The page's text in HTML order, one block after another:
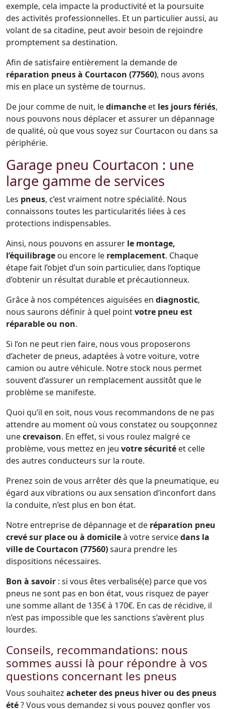
exemple, cela impacte la productivité et la poursuite
des activités professionnelles. Et un particulier aussi, au
volant de sa citadine, peut avoir besoin de rejoindre
promptement sa destination.
Afin de satisfaire entièrement la demande de
réparation pneus à Courtacon (77560), nous avons
mis en place un système de tournus.
De jour comme de nuit, ledimanche et les jours fériés,
nous pouvons nous déplacer et assurer un dépannage
de qualité, où que vous soyez sur Courtacon ou dans sa
périphérie.
Garage pneu Courtacon : une
large gamme de services
Les pneus, c’est vraiment notre spécialité. Nous
connaissons toutes les particularités liées à ces
protections indispensables.
Ainsi, nous pouvons en assurer le montage,
l’équilibrage ou encore le remplacement. Chaque
étape fait l’objet d’un soin particulier, dans l’optique
d’obtenir un résultat durable et précautionneux.
Grâce à nos compétences aiguisées en diagnostic,
nous saurons définir à quel pointvotre pneu est
réparable ou non.
Si l’on ne peut rien faire, nous vous proposerons
d’acheter de pneus, adaptées à votre voiture, votre
camion ou autre véhicule. Notre stock nous permet
souvent d’assurer un remplacement aussitôt que le
problème se manifeste.
Quoi qu’il en soit, nous vous recommandons de ne pas
attendre au moment où vous constatez ou soupçonnez
unecrevaison. En effet, si vous roulez malgré ce
problème, vous mettez en jeu votre sécurité et celle
des autres conducteurs sur la route.
Prenez soin de vous arrêter dès que la pneumatique, eu
égard aux vibrations ou aux sensation d’inconfort dans
la conduite, n’est plus en bon état.
Notre entreprise de dépannage et de réparation pneu
crevé sur place ou à domicileà votre servicedans la
ville de Courtacon (77560)saura prendre les
dispositions nécessaires.
Bon à savoir : si vous êtes verbalisé(e) parce que vos
pneus ne sont pas en bon état, vous risquez de payer
une somme allant de 135€ à 170€. En cas de récidive, il
n’est pas impossible que les sanctions s’avèrent plus
lourdes.
Conseils, recommandations: nous
sommes aussi là pour répondre à vos
questions concernant les pneus
Vous souhaitez acheter des pneus hiver ou des pneus
été? Vous vous demandez si vous pouvez gonfler vos